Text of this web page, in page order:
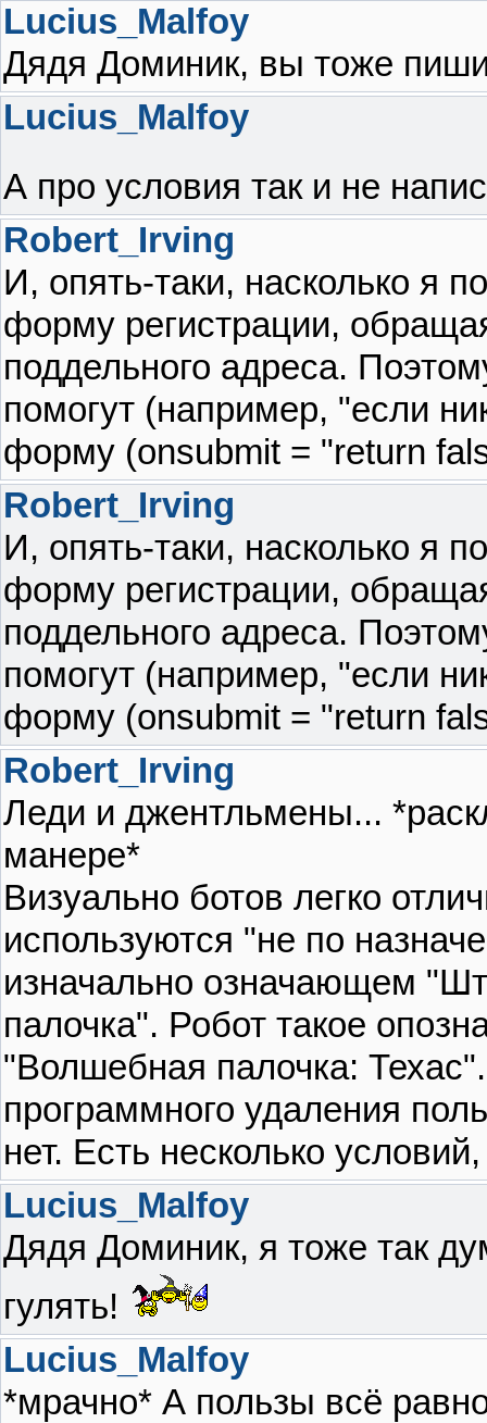
Lucius_Malfoy
Дядя Доминик, вы тоже
Lucius_Malfoy
А про условия так и не
Robert_Irving
И, опять-таки, насколько я
форму регистрации,
поддельного адреса.
помогут (например, "если
форму (onsubmit = "return
Robert_Irving
И, опять-таки, насколько я
форму регистрации,
поддельного адреса.
помогут (например, "если
форму (onsubmit = "return
Robert_Irving
Леди и джентльмены...
манере*
Визуально ботов легко
используются "не по
изначально означающем
палочка". Робот такое
"Волшебная палочка:
программного удаления
нет. Есть несколько
Lucius_Malfoy
Дядя Доминик, я тоже так
гулять!
Lucius_Malfoy
*мрачно* А пользы всё